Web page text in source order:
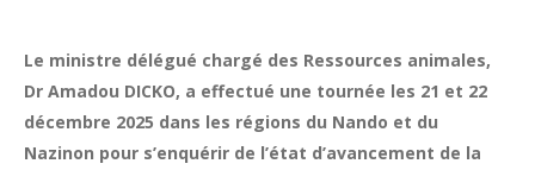
Le ministre délégué chargé des Ressources animales,
Dr Amadou DICKO, a effectué une tournée les 21 et 22
décembre 2025 dans les régions du Nando et du
Nazinon pour s’enquérir de l’état d’avancement de la